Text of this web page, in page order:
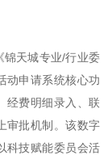
锦天城专业/行业委
动申请系统核心功
经费明细录入、联
审批机制。该数字
科技赋能委员会活